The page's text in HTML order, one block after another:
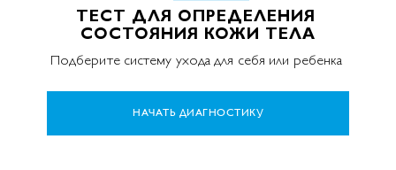
ТЕСТ ДЛЯ ОПРЕДЕЛЕНИЯ
СОСТОЯНИЯ КОЖИ ТЕЛА
Подберите систему ухода для себя или ребенка
НАЧАТЬ ДИАГНОСТИКУ